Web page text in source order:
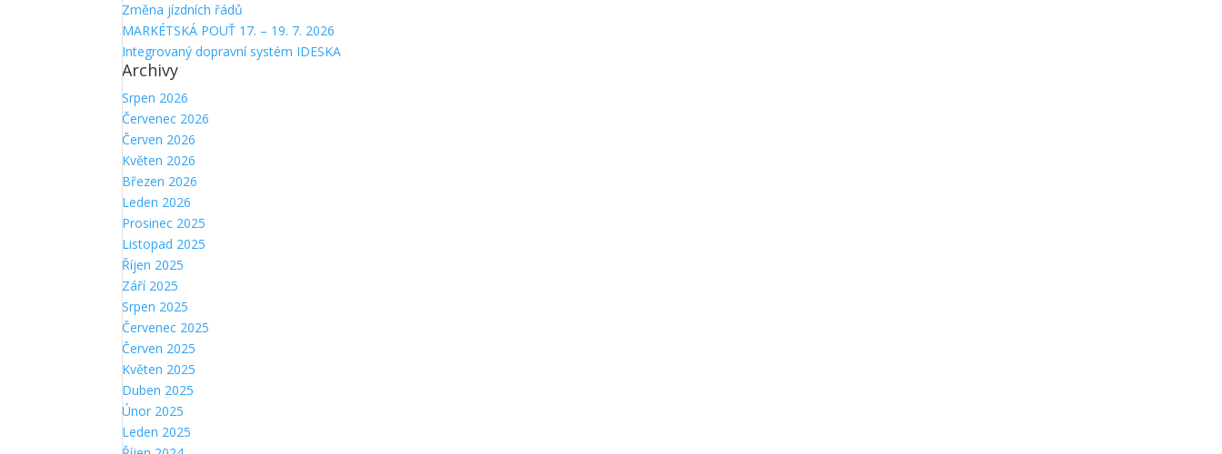
Změna jízdních řádů
MARKÉTSKÁ POUŤ 17. – 19. 7. 2026
Integrovaný dopravní systém IDESKA
Archivy
Srpen 2026
Červenec 2026
Červen 2026
Květen 2026
Březen 2026
Leden 2026
Prosinec 2025
Listopad 2025
Říjen 2025
Září 2025
Srpen 2025
Červenec 2025
Červen 2025
Květen 2025
Duben 2025
Únor 2025
Leden 2025